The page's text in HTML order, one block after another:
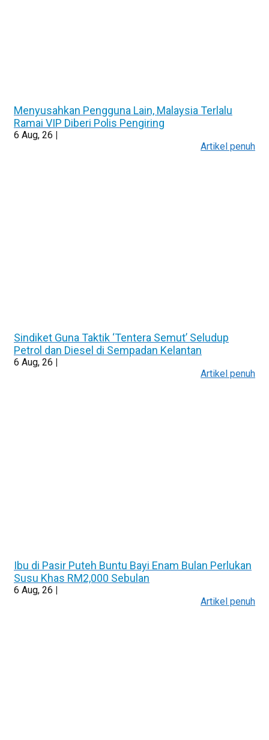
Menyusahkan Pengguna Lain, Malaysia Terlalu
Ramai VIP Diberi Polis Pengiring
6 Aug, 26 |
Artikel penuh
Sindiket Guna Taktik ‘Tentera Semut’ Seludup
Petrol dan Diesel di Sempadan Kelantan
6 Aug, 26
Artikel penuh
Ibu di Pasir Puteh Buntu Bayi Enam Bulan Perlukan
Susu Khas RM2,000 Sebulan
6 Aug, 26 |
Artikel penuh